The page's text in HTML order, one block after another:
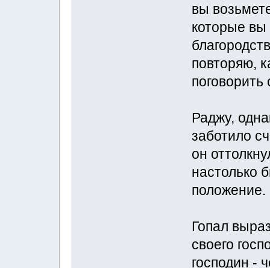
вы
которые вы
повторяю,
Раджу,
заботило
он
настолько
положение.
Гопал
своего
господин -